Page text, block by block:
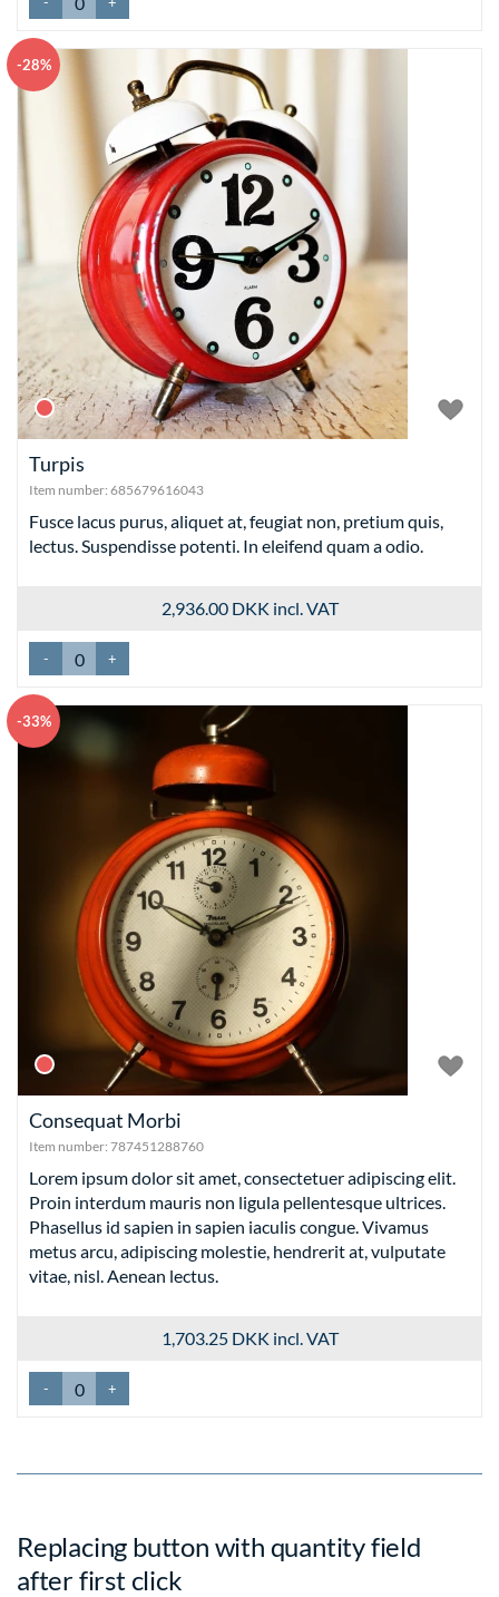
-28%
Turpis
Item number: 685679616043
Fusce lacus purus, aliquet at, feugiat non, pretium quis,
lectus. Suspendisse potenti. In eleifend quam a odio.
2,936.00 DKK incl. VAT
- +
-33%
Consequat Morbi
Item number: 787451288760
Lorem ipsum dolor sit amet, consectetuer adipiscing elit.
Proin interdum mauris non ligula pellentesque ultrices.
Phasellus id sapien in sapien iaculis congue. Vivamus
metus arcu, adipiscing molestie, hendrerit at, vulputate
vitae, nisl. Aenean lectus.
1,703.25 DKK incl. VAT
- +
Replacing button with quantity field
after first click